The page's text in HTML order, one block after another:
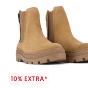
10% EXTRA*